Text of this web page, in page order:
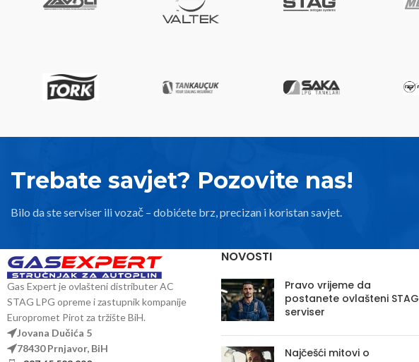
Trebate savjet? Pozovite nas!
Bilo da ste serviser ili vozač – dobićete brz, precizan i koristan savjet.
Gas Expert je ovlašteni distributer AC
STAG LPG opreme i zastupnik kompanije
Europromet Pirot za tržište BiH.
Jovana Dučića 5
78430 Prnjavor, BiH
NOVOSTI
Pravo vrijeme da
postanete ovlašteni STAG
serviser
Najčešći mitovi o